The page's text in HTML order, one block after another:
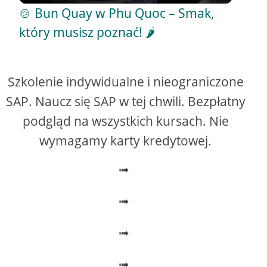
i
e
o
🍲 Bun Quay w Phu Quoc – Smak,
który musisz poznać! 🌶️
Szkolenie indywidualne i nieograniczone
SAP. Naucz się SAP w tej chwili. Bezpłatny
podgląd na wszystkich kursach. Nie
wymagamy karty kredytowej.
➟
➟
➟